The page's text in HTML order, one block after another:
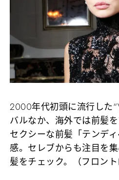
2000年代初頭に流行した
バルなか、海外では前髪
セクシーな前髪「テンデ
感。セレブからも注目を
髪をチェック。（フロント